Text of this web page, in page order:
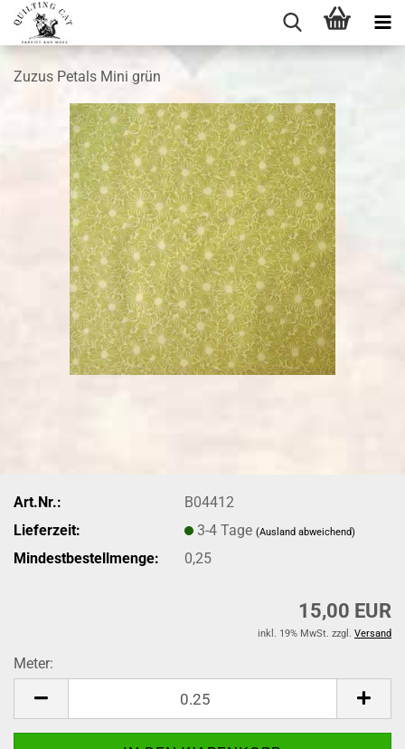
Zuzus Petals Mini grün
Art.Nr.:
B04412
Lieferzeit:
3-4 Tage(Ausland abweichend)
Mindestbestellmenge: 0,25
15,00 EUR
inkl. 19% MwSt. zzgl. Versand
Meter: